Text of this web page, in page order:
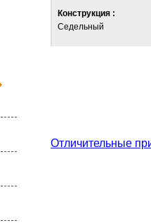
Конструкция :
Седельный
Отличительные